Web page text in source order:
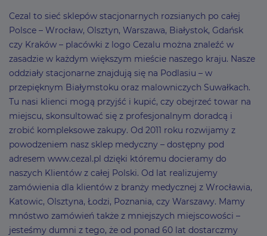
Cezal to sieć sklepów stacjonarnych rozsianych po całej
Polsce – Wrocław, Olsztyn, Warszawa, Białystok, Gdańsk
czy Kraków – placówki z logo Cezalu można znaleźć w
zasadzie w każdym większym mieście naszego kraju. Nasze
oddziały stacjonarne znajdują się na Podlasiu – w
przepięknym Białymstoku oraz malowniczych Suwałkach.
Tu nasi klienci mogą przyjść i kupić, czy obejrzeć towar na
miejscu, skonsultować się z profesjonalnym doradcą i
zrobić kompleksowe zakupy. Od 2011 roku rozwijamy z
powodzeniem nasz sklep medyczny – dostępny pod
adresem www.cezal.pl dzięki któremu docieramy do
naszych Klientów z całej Polski. Od lat realizujemy
zamówienia dla klientów z branży medycznej z Wrocławia,
Katowic, Olsztyna, Łodzi, Poznania, czy Warszawy. Mamy
mnóstwo zamówień także z mniejszych miejscowości –
jesteśmy dumni z tego, że od ponad 60 lat dostarczmy